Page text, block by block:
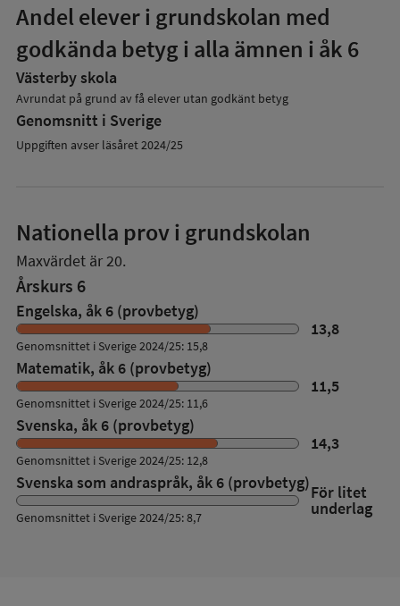
Andel elever i grundskolan med
godkända betyg i alla ämnen i åk 6
Västerby skola
Avrundat på grund av få elever utan godkänt betyg
Genomsnitt i Sverige
Uppgiften avser läsåret 2024/25
Nationella prov i grundskolan
Maxvärdet är 20.
Årskurs 6
Engelska, åk 6 (provbetyg)
13,8
Genomsnittet i Sverige 2024/25: 15,8
Matematik, åk 6 (provbetyg)
11,5
Genomsnittet i Sverige 2024/25: 11,6
Svenska, åk 6 (provbetyg)
14,3
Genomsnittet i Sverige 2024/25: 12,8
Svenska som andraspråk, åk 6 (provbetyg)För litet
underlag
Genomsnittet i Sverige 2024/25: 8,7